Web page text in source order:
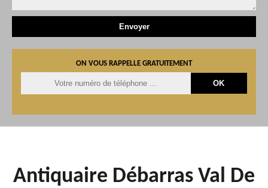
ON VOUS RAPPELLE GRATUITEMENT
Antiquaire Débarras Val De